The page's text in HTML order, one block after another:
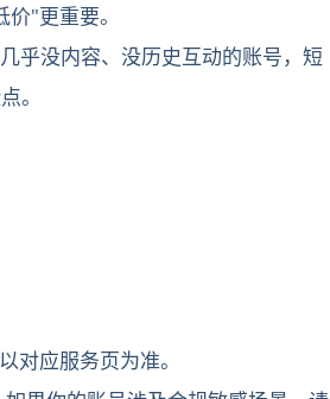
"更重要。
乎没内容、没历史互动的账号，短
。
对应服务页为准。